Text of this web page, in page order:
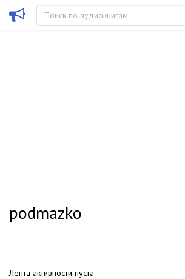
podmazko
Лента активности пуста